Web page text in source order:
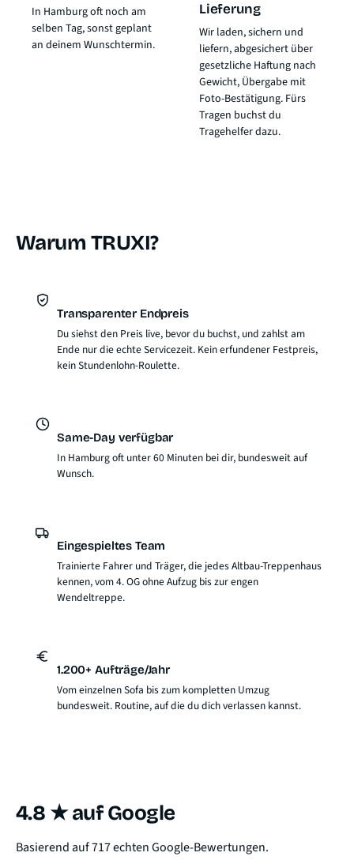
In Hamburg oft noch am
selben Tag, sonst geplant
an deinem Wunschtermin.
Lieferung
Wir laden, sichern und
liefern, abgesichert über
gesetzliche Haftung nach
Gewicht, Übergabe mit
Foto-Bestätigung. Fürs
Tragen buchst du
Tragehelfer dazu.
Warum TRUXI?
Transparenter Endpreis
Du siehst den Preis live, bevor du buchst, und zahlst am
Ende nur die echte Servicezeit. Kein erfundener Festpreis,
kein Stundenlohn-Roulette.
Same-Day verfügbar
In Hamburg oft unter 60 Minuten bei dir, bundesweit auf
Wunsch.
Eingespieltes Team
Trainierte Fahrer und Träger, die jedes Altbau-Treppenhaus
kennen, vom 4. OG ohne Aufzug bis zur engen
Wendeltreppe.
1.200+ Aufträge/Jahr
Vom einzelnen Sofa bis zum kompletten Umzug
bundesweit. Routine, auf die du dich verlassen kannst.
4.8 ★ auf Google
Basierend auf 717 echten Google-Bewertungen.